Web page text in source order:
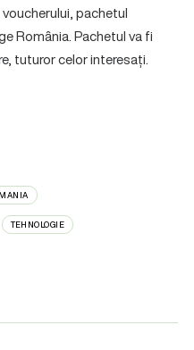
pachetul
România. Pachetul va fi
tuturor celor interesați.
TEHNOLOGIE